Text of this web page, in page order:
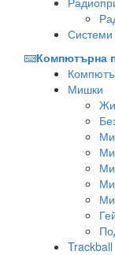
Компютърна
Мишки
Trackball